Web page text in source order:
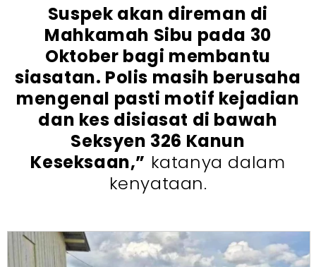
Suspek akan direman di
Mahkamah Sibu pada 30
Oktober bagi membantu
siasatan. Polis masih berusaha
mengenal pasti motif kejadian
dan kes disiasat di bawah
Seksyen 326 Kanun
Keseksaan,” katanya dalam
kenyataan.